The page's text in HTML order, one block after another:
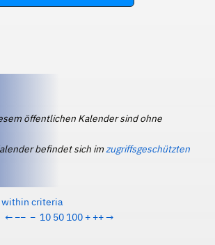
öffentlichen Kalender sind ohne
befindet sich imzugriffsgeschützten
within criteria
← −− − 10 50 100 + ++→